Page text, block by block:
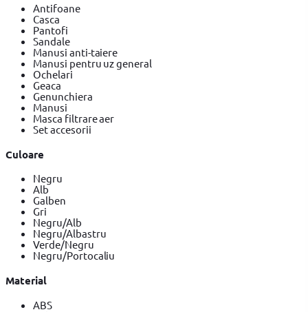
Antifoane
Casca
Pantofi
Sandale
Manusi anti-taiere
Manusi pentru uz general
Ochelari
Geaca
Genunchiera
Manusi
Masca filtrare aer
Set accesorii
Culoare
Negru
Alb
Galben
Gri
Negru/Alb
Negru/Albastru
Verde/Negru
Negru/Portocaliu
Material
ABS